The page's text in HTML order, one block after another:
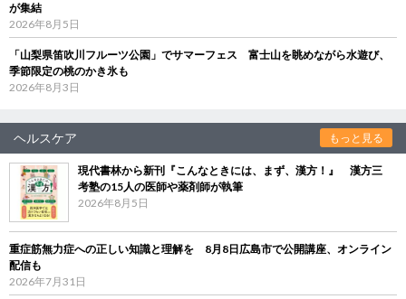
が集結
2026年8月5日
「山梨県笛吹川フルーツ公園」でサマーフェス 富士山を眺めながら水遊び、
季節限定の桃のかき氷も
2026年8月3日
ヘルスケア もっと見る
現代書林から新刊『こんなときには、まず、漢方！』 漢方三
考塾の15人の医師や薬剤師が執筆
2026年8月5日
重症筋無力症への正しい知識と理解を 8月8日広島市で公開講座、オンライン
配信も
2026年7月31日